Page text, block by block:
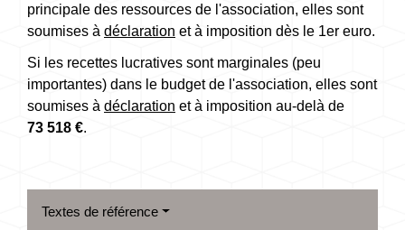
principale des ressources de l'association, elles sont
soumises à déclaration et à imposition dès le 1er euro.
Si les recettes lucratives sont marginales (peu
importantes) dans le budget de l'association, elles sont
soumises à déclaration et à imposition au-delà de
73 518 €.
Textes de référence